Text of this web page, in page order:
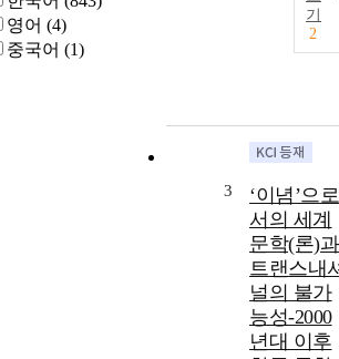
영어 (4)
중국어 (1)
기
2
3
‘이념’으로
서의 세계
문학(론)과
트랜스내
널의 불가
능성-2000
년대 이후